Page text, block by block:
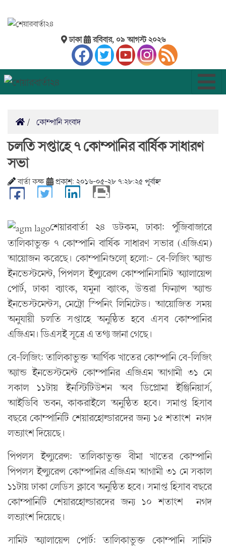
ঢাকা রবিবার, ০৯ আগস্ট ২০২৬
কোম্পানি সংবাদ
চলতি সপ্তাহে ৭ কোম্পানির বার্ষিক সাধারণ
সভা
বার্তা কক্ষ প্রকাশ: ২০১৬-০৫-২৮ ৭:২৮:২৫ পূর্বাহ্ন
শেয়ারবার্তা ২৪ ডটকম, ঢাকা: পুঁজিবাজারে
তালিকাভুক্ত ৭ কোম্পানি বার্ষিক সাধারণ সভার (এজিএম)
আয়োজন করেছে। কোম্পানিগুলো্ হলো:- বে-লিজিং অ্যান্ড
ইনভেস্টমেন্ট, পিপলস ইন্স্যুরেন্স কোম্পানিসামিট অ্যালায়েন্স
পোর্ট, ঢাকা ব্যাংক, যমুনা ব্যাংক, উত্তরা ফিন্যান্স অ্যান্ড
ইনভেস্টমেন্টস, মেট্রো স্পিনিং লিমিটেড। আয়োজিত সময়
অনুযায়ী চলতি সপ্তাহে অনুষ্ঠিত হবে এসব কোম্পানির
এজিএম। ডিএসই সূত্রে এ তথ্য জানা গেছে।
বে-লিজিং: তালিকাভুক্ত আর্থিক খাতের কোম্পানি বে-লিজিং
অ্যান্ড ইনভেস্টমেন্ট কোম্পানির এজিএম আগামী ৩১ মে
সকাল ১১টায় ইনস্টিটিউশন অব ডিপ্লোমা ইঞ্জিনিয়ার্স,
আইডিবি ভবন, কাকরাইলে অনুষ্ঠিত হবে। সমাপ্ত হিসাব
বছরে কোম্পানিটি শেয়ারহোল্ডারদের জন্য ১৫ শতাংশ নগদ
লভ্যাংশ দিয়েছে।
পিপলস ইন্স্যুরেন্স: তালিকাভুক্ত বীমা খাতের কোম্পানি
পিপলস ইন্স্যুরেন্স কোম্পানির এজিএম আগামী ৩১ মে সকাল
১১টায় ঢাকা লেডিস ক্লাবে অনুষ্ঠিত হবে। সমাপ্ত হিসাব বছরে
কোম্পানিটি শেয়ারহোল্ডারদের জন্য ১০ শতাংশ নগদ
লভ্যাংশ দিয়েছে।
সামিট অ্যালায়েন্স পোর্ট: তালিকাভুক্ত কোম্পানি সামিট